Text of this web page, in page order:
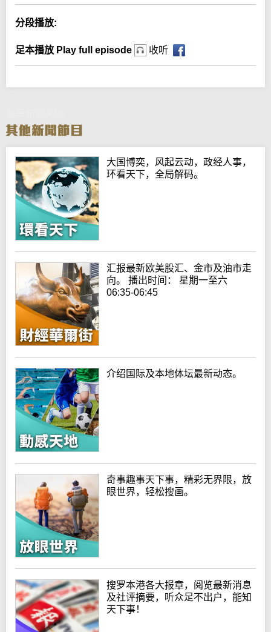
分段播放:
足本播放 Play full episode 收听
大国博奕，风起云动，政经人事，
环看天下，全局解码。
汇报最新欧美股汇、金市及油市走
向。 播出时间： 星期一至六
06:35-06:45
介绍国际及本地体坛最新动态。
奇事趣事天下事，精彩无界限，放
眼世界，轻松搜画。
搜罗本港各大报章，阅览最新消息
及社评摘要，听众足不出户，能知
天下事！